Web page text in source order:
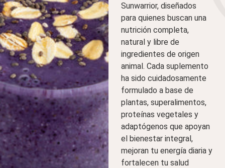
Sunwarrior, diseñados
para quienes buscan una
nutrición completa,
natural y libre de
ingredientes de origen
animal. Cada suplemento
ha sido cuidadosamente
formulado a base de
plantas, superalimentos,
proteínas vegetales y
adaptógenos que apoyan
el bienestar integral,
mejoran tu energía diaria y
fortalecen tu salud